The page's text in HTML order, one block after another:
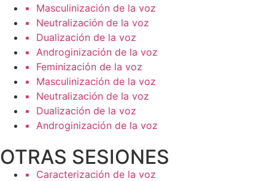
▪️ Masculinización de la voz
▪️ Neutralización de la voz
▪️ Dualización de la voz
▪️ Androginización de la voz
▪️ Feminización de la voz
▪️ Masculinización de la voz
▪️ Neutralización de la voz
▪️ Dualización de la voz
▪️ Androginización de la voz
OTRAS SESIONES
▪️ Caracterización de la voz